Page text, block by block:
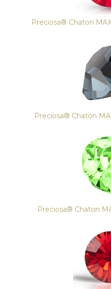
Preciosa® Chaton
Preciosa® Chaton
Preciosa® Chaton